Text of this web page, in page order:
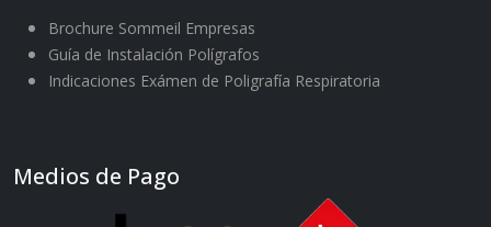
Brochure Sommeil Empresas
Guía de Instalación Polígrafos
Indicaciones Exámen de Poligrafía Respiratoria
Medios de Pago